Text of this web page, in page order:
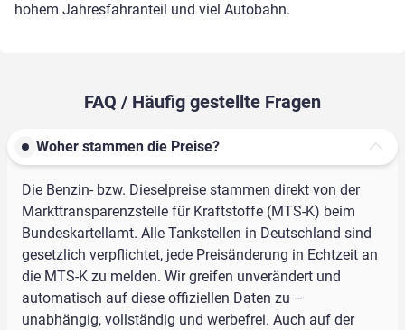
hohem Jahresfahranteil und viel Autobahn.
FAQ / Häufig gestellte Fragen
Woher stammen die Preise?
Die Benzin- bzw. Dieselpreise stammen direkt von der
Markttransparenzstelle für Kraftstoffe (MTS-K) beim
Bundeskartellamt. Alle Tankstellen in Deutschland sind
gesetzlich verpflichtet, jede Preisänderung in Echtzeit an
die MTS-K zu melden. Wir greifen unverändert und
automatisch auf diese offiziellen Daten zu –
unabhängig, vollständig und werbefrei. Auch auf der